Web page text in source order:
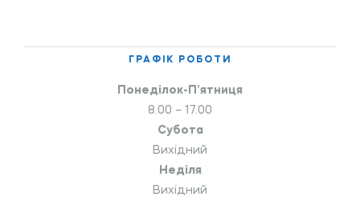
ГРАФІК РОБОТИ
Понеділок-П’ятниця
8.00 – 17.00
Субота
Вихідний
Неділя
Вихідний